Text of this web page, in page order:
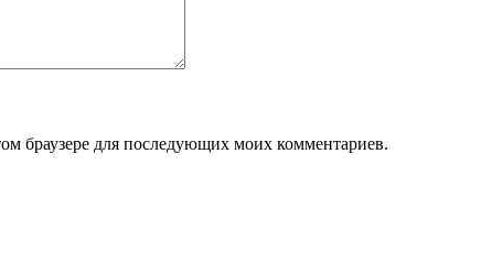
браузере для последующих моих комментариев.